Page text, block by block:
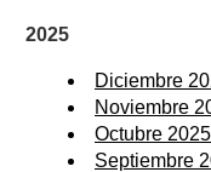
2025
Diciembre
Noviembre
Octubre 2025
Septiembre